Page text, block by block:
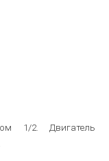
1/2. Двигатель